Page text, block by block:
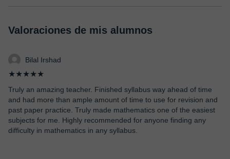
Valoraciones de mis alumnos
Bilal Irshad
★★★★★
Truly an amazing teacher. Finished syllabus way ahead of time
and had more than ample amount of time to use for revision and
past paper practice. Truly made mathematics one of the easiest
subjects for me. Highly recommended for anyone finding any
difficulty in mathematics in any syllabus.